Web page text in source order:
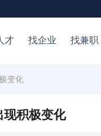
才 找企业 找兼职
变化
现积极变化